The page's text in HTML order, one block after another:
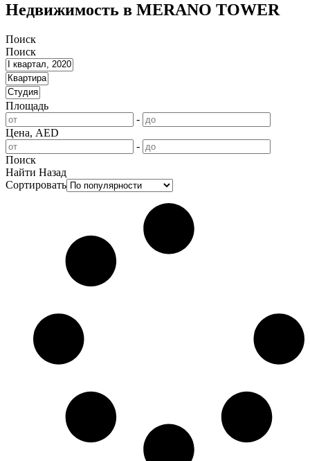
Недвижимость в MERANO TOWER
Поиск
Поиск
Площадь
-
Цена, AED
-
Поиск
Найти Назад
Сортировать